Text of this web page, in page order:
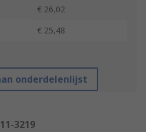
€ 26,02
€ 25,48
onderdelenlijst
3219